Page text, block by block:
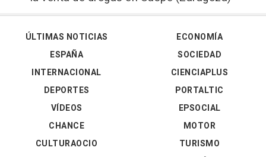
ÚLTIMAS NOTICIAS
ESPAÑA
INTERNACIONAL
DEPORTES
VÍDEOS
ECONOMÍA
SOCIEDAD
CIENCIAPLUS
PORTALTIC
EPSOCIAL
CHANCE
CULTURAOCIO
MOTOR
TURISMO